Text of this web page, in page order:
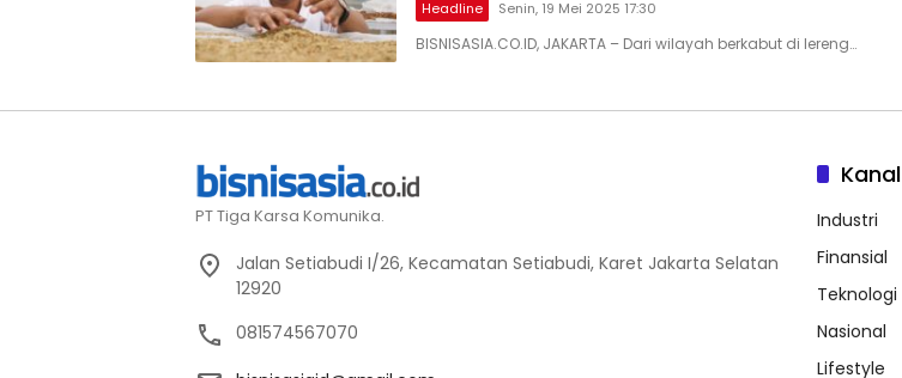
Headline Senin, 19 Mei 2025 17:30
BISNISASIA.CO.ID, JAKARTA – Dari wilayah berkabut di lereng…
PT Tiga Karsa Komunika.
Jalan Setiabudi I/26, Kecamatan Setiabudi, Karet Jakarta Selatan
12920
081574567070
Kanal
Industri
Finansial
Teknologi
Nasional
Lifestyle